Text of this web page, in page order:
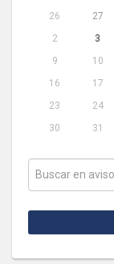
26 27
2
3
9
10
16
17
23
24
30
31